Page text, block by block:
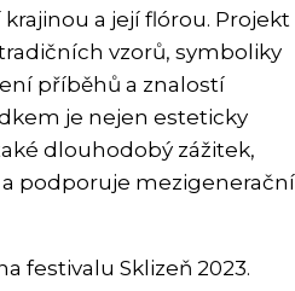
a její flórou. Projekt
vzorů, symboliky
příběhů a znalostí
je nejen esteticky
dlouhodobý zážitek,
podporuje mezigenerační
festivalu Sklizeň 2023.